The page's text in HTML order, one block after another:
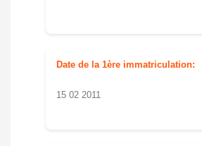
Date de la 1ère immatriculation:
15 02 2011